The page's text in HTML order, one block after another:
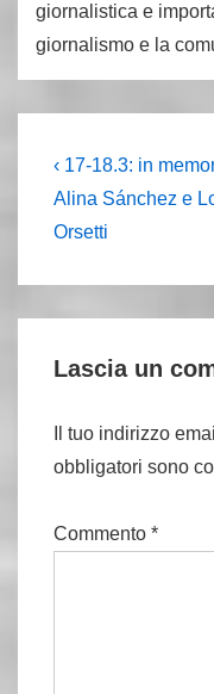
giornalistica e
giornalismo e la
articoli
L'articolo
precedente
è
‹ 17-18.3: in
Alina Sánchez e
Orsetti
Lascia un
Il tuo indirizzo
obbligatori sono
Commento *